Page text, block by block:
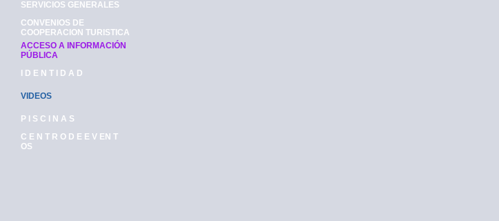
SERVICIOS GENERALES
CONVENIOS DE
COOPERACION TURISTICA
ACCESO A INFORMACIÓN
PÚBLICA
I D E N T I D A D
VIDEOS
P I S C I N A S
C E N T R O D E E V EN T
OS